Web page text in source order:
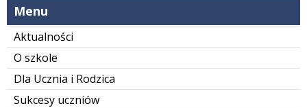
Menu
Aktualności
O szkole
Dla Ucznia i Rodzica
Sukcesy uczniów